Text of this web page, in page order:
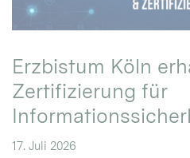
Erzbistum Köln
Zertifizierung für
17. Juli 2026